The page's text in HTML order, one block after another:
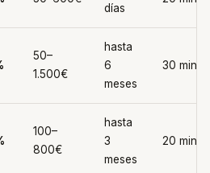
días
50–
1.500€
hasta
6
meses
30 min
100–
800€
hasta
3
meses
20 min